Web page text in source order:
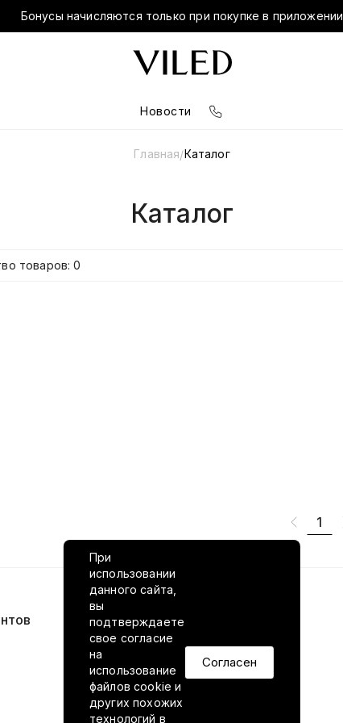
Бонусы начисляются только при покупке в приложении
Новости
Главная/Каталог
Каталог
товаров: 0
1
При
использовании
данного сайта,
вы
подтверждаете
свое согласие
на
использование
файлов cookie и
других похожих
технологий в
Согласен
VILED в соцсетях